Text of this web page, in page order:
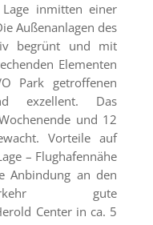
inmitten einer
Außenanlagen des
begrünt und mit
Elementen
Park getroffenen
exzellent. Das
und 12
Vorteile auf
– Flughafennähe
Anbindung an den
gute
Center in ca. 5